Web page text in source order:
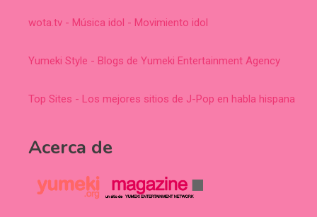
wota.tv - Música idol - Movimiento idol
Yumeki Style - Blogs de Yumeki Entertainment Agency
Top Sites - Los mejores sitios de J-Pop en habla hispana
Acerca de